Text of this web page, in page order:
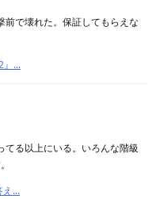
前で壊れた。保証してもらえな
』...
てる以上にいる。いろんな階級
え...